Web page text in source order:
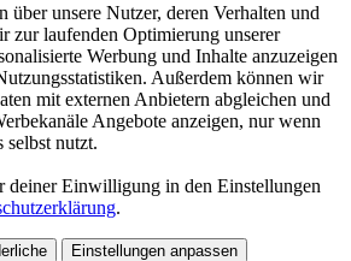
über unsere Nutzer, deren Verhalten und
zur laufenden Optimierung unserer
Werbung und Inhalte anzuzeigen
Außerdem können wir
mit externen Anbietern abgleichen und
Angebote anzeigen, nur wenn
selbst nutzt.
deiner Einwilligung in den Einstellungen
.
Einstellungen anpassen